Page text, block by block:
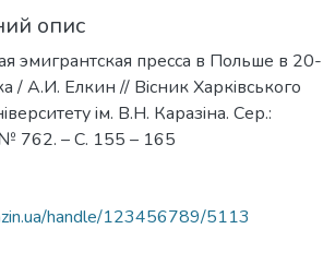
опис
эмигрантская пресса в Польше в 20-
/ А.И. Елкин // Вiсник Харкiвського
iм. В.Н. Каразiна. Сер.:
№ 762. – С. 155 – 165
handle/123456789/5113